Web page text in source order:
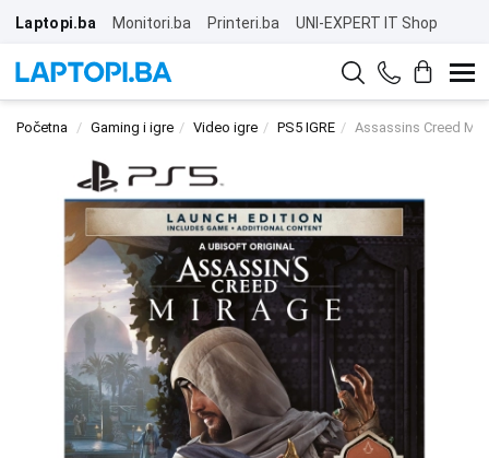
Laptopi.ba Monitori.ba Printeri.ba UNI-EXPERT IT Shop
Početna Gaming i igre Video igre PS5 IGRE Assassins Creed